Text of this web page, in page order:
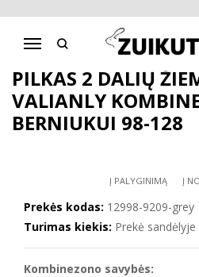
Navigacija
Pagrindinis Apranga berniukams
Pilkas 2 dalių žieminis VALIANLY
PILKAS 2 DALIŲ
VALIANLY
BERNIUKUI 98-128
Į PALYGINIMĄ Į
Prekės kodas: 12998-9209-grey
Turimas kiekis: Prekė sandėlyje
Kombinezono savybės: